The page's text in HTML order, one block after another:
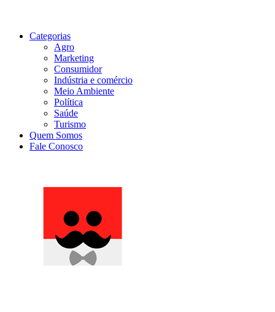
Categorias
Agro
Marketing
Consumidor
Indústria e comércio
Meio Ambiente
Política
Saúde
Turismo
Quem Somos
Fale Conosco